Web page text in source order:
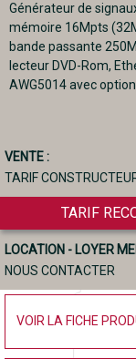
Générateur de
mémoire 16Mpts
bande passante
lecteur DVD-Rom,
AWG5014 avec option
VENTE :
TARIF
TARIF
LOCATION - LOYER
NOUS CONTACTER
VOIR LA FICHE